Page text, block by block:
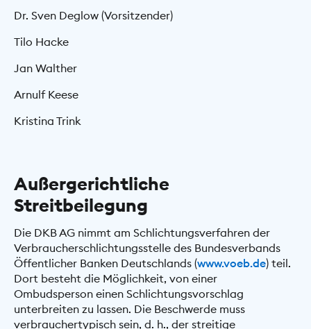
Dr. Sven Deglow (Vorsitzender)
Tilo Hacke
Jan Walther
Arnulf Keese
Kristina Trink
Außergerichtliche
Streitbeilegung
Die DKB AG nimmt am Schlichtungsverfahren der
Verbraucherschlichtungsstelle des Bundesverbands
Öffentlicher Banken Deutschlands (www.voeb.de) teil.
Dort besteht die Möglichkeit, von einer
Ombudsperson einen Schlichtungsvorschlag
unterbreiten zu lassen. Die Beschwerde muss
verbrauchertypisch sein, d. h., der streitige